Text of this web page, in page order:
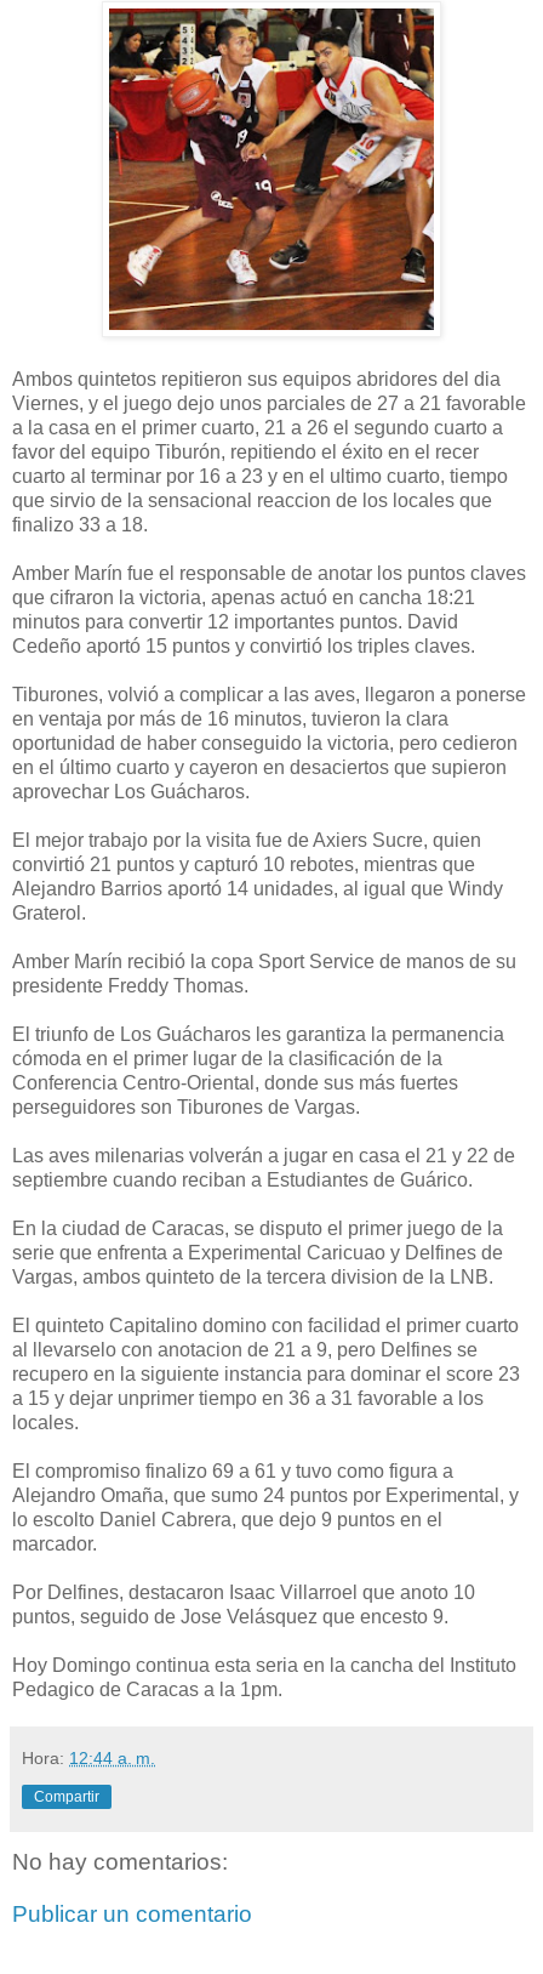
Ambos quintetos repitieron sus equipos abridores del dia
Viernes, y el juego dejo unos parciales de 27 a 21 favorable
a la casa en el primer cuarto, 21 a 26 el segundo cuarto a
favor del equipo Tiburón, repitiendo el éxito en el recer
cuarto al terminar por 16 a 23 y en el ultimo cuarto, tiempo
que sirvio de la sensacional reaccion de los locales que
finalizo 33 a 18.
Amber Marín fue el responsable de anotar los puntos claves
que cifraron la victoria, apenas actuó en cancha 18:21
minutos para convertir 12 importantes puntos. David
Cedeño aportó 15 puntos y convirtió los triples claves.
Tiburones, volvió a complicar a las aves, llegaron a ponerse
en ventaja por más de 16 minutos, tuvieron la clara
oportunidad de haber conseguido la victoria, pero cedieron
en el último cuarto y cayeron en desaciertos que supieron
aprovechar Los Guácharos.
El mejor trabajo por la visita fue de Axiers Sucre, quien
convirtió 21 puntos y capturó 10 rebotes, mientras que
Alejandro Barrios aportó 14 unidades, al igual que Windy
Graterol.
Amber Marín recibió la copa Sport Service de manos de su
presidente Freddy Thomas.
El triunfo de Los Guácharos les garantiza la permanencia
cómoda en el primer lugar de la clasificación de la
Conferencia Centro-Oriental, donde sus más fuertes
perseguidores son Tiburones de Vargas.
Las aves milenarias volverán a jugar en casa el 21 y 22 de
septiembre cuando reciban a Estudiantes de Guárico.
En la ciudad de Caracas, se disputo el primer juego de la
serie que enfrenta a Experimental Caricuao y Delfines de
Vargas, ambos quinteto de la tercera division de la LNB.
El quinteto Capitalino domino con facilidad el primer cuarto
al llevarselo con anotacion de 21 a 9, pero Delfines se
recupero en la siguiente instancia para dominar el score 23
a 15 y dejar unprimer tiempo en 36 a 31 favorable a los
locales.
El compromiso finalizo 69 a 61 y tuvo como figura a
Alejandro Omaña, que sumo 24 puntos por Experimental, y
lo escolto Daniel Cabrera, que dejo 9 puntos en el
marcador.
Por Delfines, destacaron Isaac Villarroel que anoto 10
puntos, seguido de Jose Velásquez que encesto 9.
Hoy Domingo continua esta seria en la cancha del Instituto
Pedagico de Caracas a la 1pm.
Hora: 12:44 a. m.
Compartir
No hay comentarios:
Publicar un comentario